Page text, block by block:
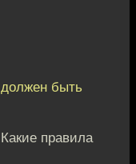
быть
правила